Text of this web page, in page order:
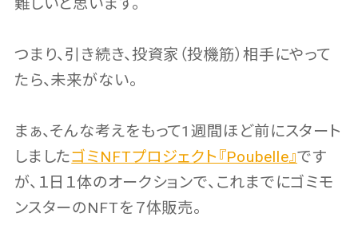
つまり、引き続き、投資家（投機筋）相手にやって
たら、未来がない。
まぁ、そんな考えをもって1週間ほど前にスタート
しましたゴミNFTプロジェクト『Poubelle』です
が、１日１体のオークションで、これまでにゴミモ
ンスターのNFTを７体販売。